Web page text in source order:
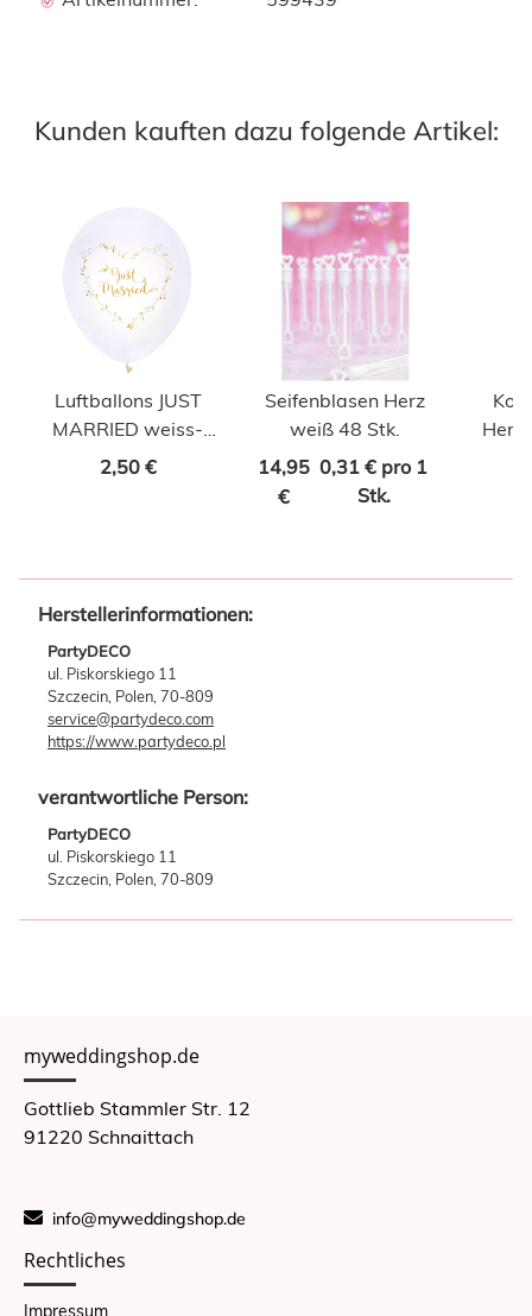
Kunden kauften dazu folgende Artikel:
Luftballons JUST
MARRIED weiss-
gold 8 Stk.
2,50 €
Seifenblasen Herz
weiß 48 Stk.
14,95
€
0,31 € pro 1
Stk.
Herstellerinformationen:
PartyDECO
ul. Piskorskiego 11
Szczecin, Polen, 70-809
service@partydeco.com
https://www.partydeco.pl
verantwortliche Person:
PartyDECO
ul. Piskorskiego 11
Szczecin, Polen, 70-809
myweddingshop.de
Gottlieb Stammler Str. 12
91220 Schnaittach
info@myweddingshop.de
Rechtliches
Impressum